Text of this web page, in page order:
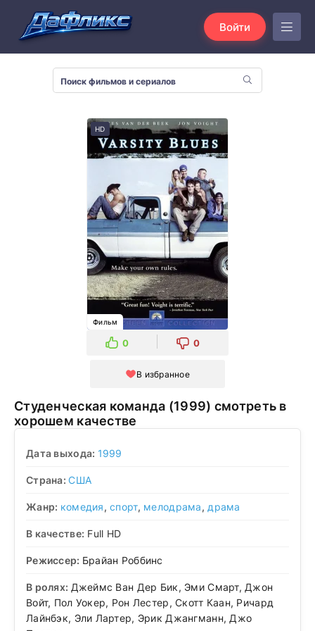
Войти
HD
Фильм
0 0
В избранное
Студенческая команда (1999) смотреть в
хорошем качестве
Дата выхода: 1999
Страна:США
Жанр: комедия,спорт, мелодрама, драма
В качестве: Full HD
Режиссер: Брайан Роббинс
В ролях: Джеймс Ван Дер Бик, Эми Смарт, Джон
Войт, Пол Уокер, Рон Лестер, Скотт Каан, Ричард
Лайнбэк, Эли Лартер, Эрик Джангманн, Джо